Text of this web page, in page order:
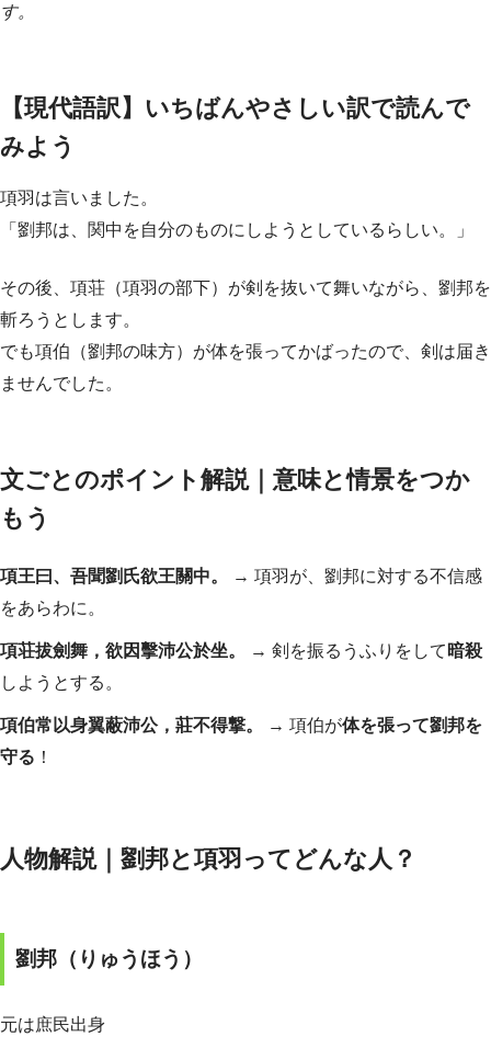
す。
【現代語訳】いちばんやさしい訳で読んで
みよう
項羽は言いました。
「劉邦は、関中を自分のものにしようとしているらしい。」
その後、項荘（項羽の部下）が剣を抜いて舞いながら、劉邦を
斬ろうとします。
でも項伯（劉邦の味方）が体を張ってかばったので、剣は届き
ませんでした。
文ごとのポイント解説｜意味と情景をつか
もう
項王曰、吾聞劉氏欲王關中。
→ 項羽が、劉邦に対する不信感
をあらわに。
項荘拔劍舞，欲因擊沛公於坐。 → 剣を振るうふりをして 暗殺
しようとする。
項伯常以身翼蔽沛公，莊不得撃。 → 項伯が体を張って劉邦を
守る ！
人物解説｜劉邦と項羽ってどんな人？
劉邦（りゅうほう）
元は庶民出身